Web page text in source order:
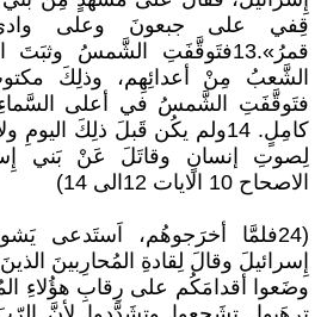
قِفي على جبعونَ وعلى
قمرُ».13فتَوقَّفَتِ الشَّمسُ
الشَّعبُ مِنْ أعدائِهِم، وذلِكَ
فتَوقَّفَتِ الشَّمسُ في أعلى
كامِلٍ. 14ولم يكُن قَبلَ ذلِكَ
لِصوتِ إنسانٍ وقاتَلَ عَنْ بَني
الاصحاح 10 الايات 12الى 14)
(24فلمَّا أخرَجوهُم، اَستَدعى
إِسرائيلَ وقالَ لِقادةِ المُحارِبينَ